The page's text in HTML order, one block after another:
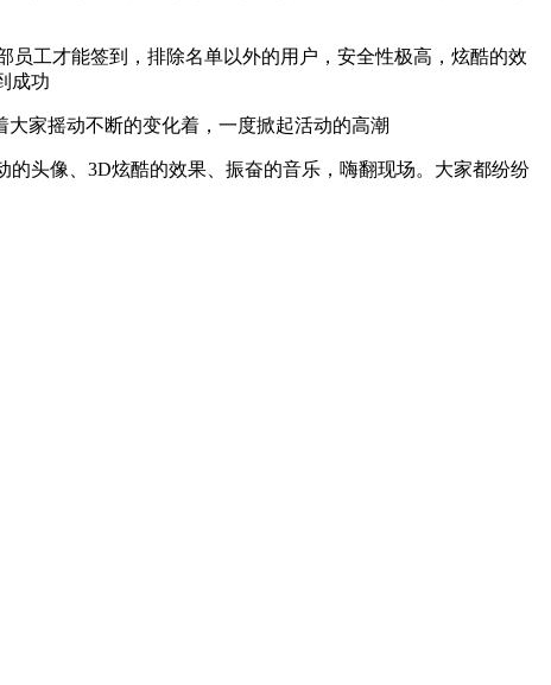
工才能签到，排除名单以外的用户，安全性极高，炫酷的效
成功
家摇动不断的变化着，一度掀起活动的高潮
头像、3D炫酷的效果、振奋的音乐，嗨翻现场。大家都纷纷